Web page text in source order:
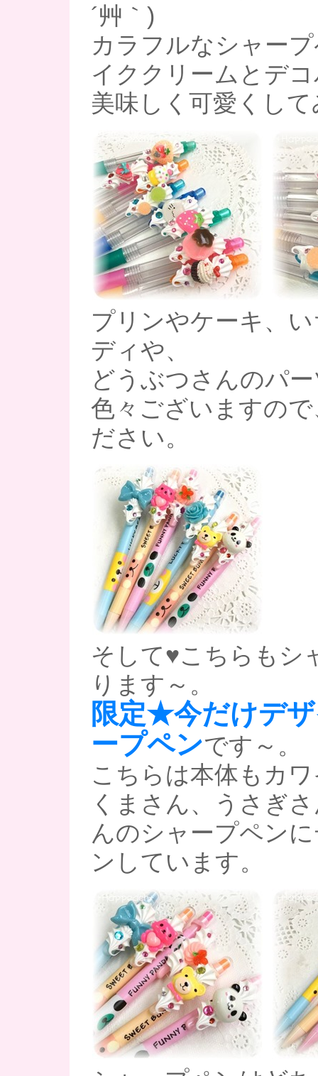
´艸｀)
カラフルなシャー
イククリームとデ
美味しく可愛くし
プリンやケーキ、
ディや、
どうぶつさんのパ
色々ございますの
ださい。
そして♥こちらもシ
ります～。
限定★今だけデ
ープペンです～。
こちらは本体もカ
くまさん、うさぎ
んのシャープペン
ンしています。